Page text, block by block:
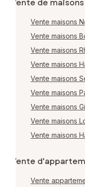
Vente de maisons
Vente maisons
Vente maisons
Vente maisons
Vente maisons
Vente maisons
Vente maisons
Vente maisons
Vente maisons
Vente maisons
Vente
Vente